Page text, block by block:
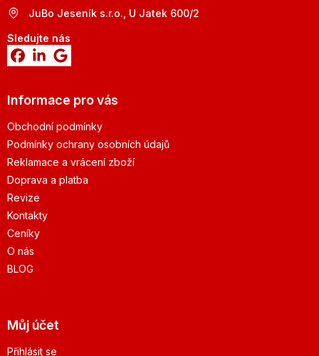
JuBo Jeseník s.r.o., U Jatek 600/2
Sledujte nás
Informace pro vás
Obchodní podmínky
Podmínky ochrany osobních údajů
Reklamace a vrácení zboží
Doprava a platba
Revize
Kontakty
Ceníky
O nás
BLOG
Můj účet
Přihlásit se